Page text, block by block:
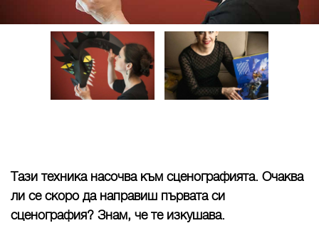
Тази техника насочва към сценографията. Очаква
ли се скоро да направиш първата си
сценография? Знам, че те изкушава.